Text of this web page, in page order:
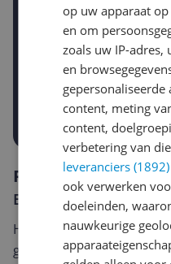
Gewenste daling of
-15%
Reviews
Er zijn nog geen
Heb jij dit product in bezit
geven? Start dan
op uw apparaat
en om
zoals uw IP-
en
gepersonaliseerde
content, meting
content,
verbetering van
leveranciers (1892)
ook verwerken
doeleinden,
nauwkeurige